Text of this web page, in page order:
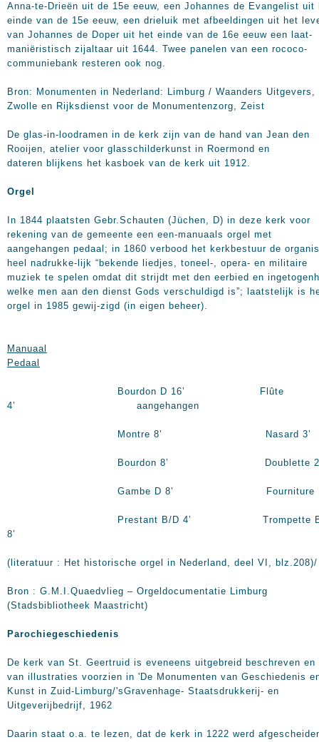
Anna-te-Drieën uit de 15e eeuw, een Johannes de Evangelist uit
einde van de 15e eeuw, een drieluik met afbeeldingen uit het
van Johannes de Doper uit het einde van de 16e eeuw een laat-
maniëristisch zijaltaar uit 1644. Twee panelen van een rococo-
communiebank resteren ook nog.
Bron: Monumenten in Nederland: Limburg / Waanders Uitgevers,
Zwolle en Rijksdienst voor de Monumentenzorg, Zeist
De glas-in-loodramen in de kerk zijn van de hand van Jean den
Rooijen, atelier voor glasschilderkunst in Roermond en
dateren blijkens het kasboek van de kerk uit 1912.
Orgel
In 1844 plaatsten Gebr.Schauten (Jüchen, D) in deze kerk voor
rekening van de gemeente een een-manuaals orgel met
aangehangen pedaal; in 1860 verbood het kerkbestuur de
heel nadrukke-lijk “bekende liedjes, toneel-, opera- en militaire
muziek te spelen omdat dit strijdt met den eerbied en
welke men aan den dienst Gods verschuldigd is”; laatstelijk is
orgel in 1985 gewij-zigd (in eigen beheer).
Manuaal
Pedaal
Bourdon D 16’
Flûte
4’
aangehangen
Montre 8’ Nasard 3’
Bourdon 8’ Doublette
Gambe D 8’ Fourniture
Prestant B/D 4’
Trompette
8’
(literatuur : Het historische orgel in Nederland, deel VI, blz.208)/
Bron : G.M.I.Quaedvlieg – Orgeldocumentatie Limburg
(Stadsbibliotheek Maastricht)
Parochiegeschiedenis
De kerk van St. Geertruid is eveneens uitgebreid beschreven en
van illustraties voorzien in 'De Monumenten van Geschiedenis
Kunst in Zuid-Limburg/'sGravenhage- Staatsdrukkerij- en
Uitgeverijbedrijf, 1962
Daarin staat o.a. te lezen, dat de kerk in 1222 werd